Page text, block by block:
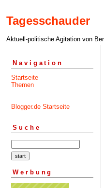
Tagesschauder
Aktuell-politische Agitation von
Navigation
Startseite
Themen
Blogger.de Startseite
Suche
Werbung